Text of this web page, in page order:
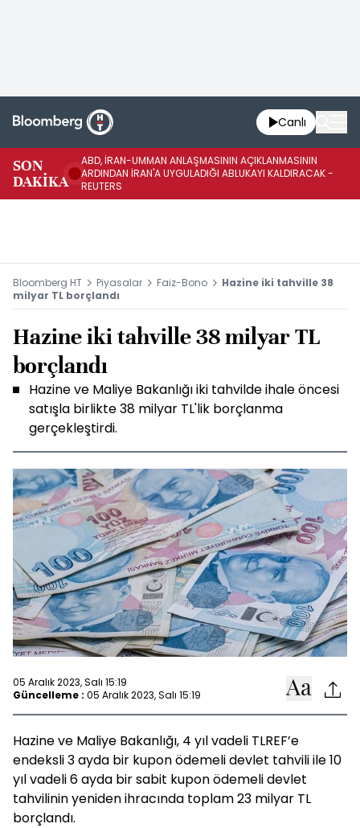
Canlı
SON
DAKİKA
ABD, İRAN-UMMAN ANLAŞMASININ AÇIKLANMASININ
ARDINDAN İRAN'A UYGULADIĞI ABLUKAYI KALDIRACAK -
REUTERS
Bloomberg HT Piyasalar Faiz-Bono
Hazine iki tahville 38
milyar TL borçlandı
Hazine iki tahville 38 milyar TL
borçlandı
Hazine ve Maliye Bakanlığı iki tahvilde ihale öncesi
satışla birlikte 38 milyar TL'lik borçlanma
gerçekleştirdi.
05 Aralık 2023, Salı 15:19
Güncelleme : 05 Aralık 2023, Salı 15:19
Hazine ve Maliye Bakanlığı, 4 yıl vadeli TLREF’e
endeksli 3 ayda bir kupon ödemeli devlet tahvili ile 10
yıl vadeli 6 ayda bir sabit kupon ödemeli devlet
tahvilinin yeniden ihracında toplam 23 milyar TL
borçlandı.